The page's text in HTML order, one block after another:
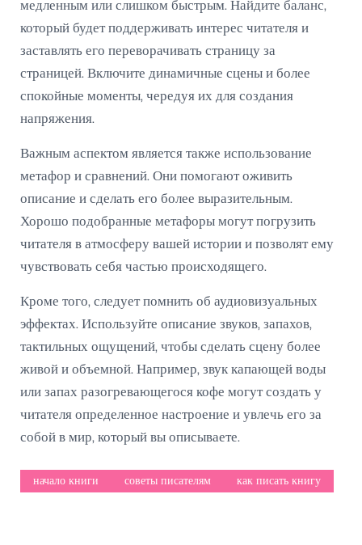
медленным или слишком быстрым. Найдите баланс,
который будет поддерживать интерес читателя и
заставлять его переворачивать страницу за
страницей. Включите динамичные сцены и более
спокойные моменты, чередуя их для создания
напряжения.
Важным аспектом является также использование
метафор и сравнений. Они помогают оживить
описание и сделать его более выразительным.
Хорошо подобранные метафоры могут погрузить
читателя в атмосферу вашей истории и позволят ему
чувствовать себя частью происходящего.
Кроме того, следует помнить об аудиовизуальных
эффектах. Используйте описание звуков, запахов,
тактильных ощущений, чтобы сделать сцену более
живой и объемной. Например, звук капающей воды
или запах разогревающегося кофе могут создать у
читателя определенное настроение и увлечь его за
собой в мир, который вы описываете.
начало книги советы писателям как писать книгу